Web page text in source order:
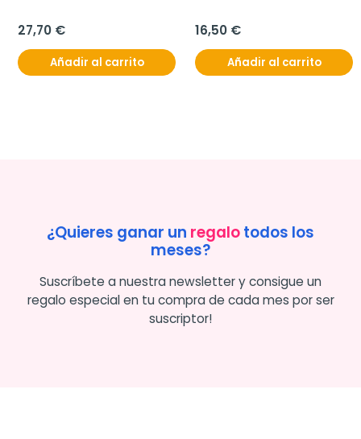
27,70 €
Añadir al carrito
16,50 €
Añadir al carrito
¿Quieres ganar un regalotodos los
meses?
Suscríbete a nuestra newsletter y consigue un
regalo especial en tu compra de cada mes por ser
suscriptor!